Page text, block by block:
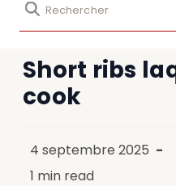
Short ribs
cook
4 septembre 2025
1 min read